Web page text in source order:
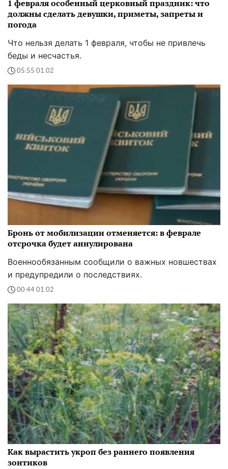
1 февраля особенный церковный праздник: что
должны сделать девушки, приметы, запреты и
погода
Что нельзя делать 1 февраля, чтобы не привлечь
беды и несчастья.
05:55 01.02
Бронь от мобилизации отменяется: в феврале
отсрочка будет аннулирована
Военнообязанным сообщили о важных новшествах
и предупредили о последствиях.
00:44 01.02
Как вырастить укроп без раннего появления
зонтиков